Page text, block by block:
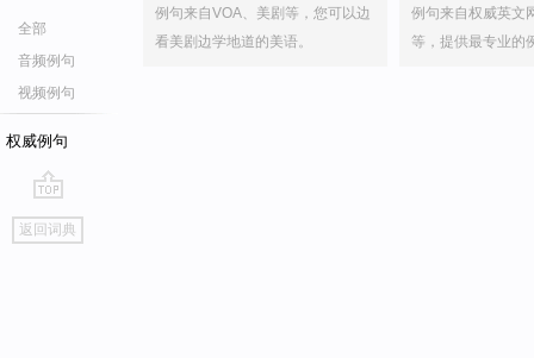
全部
音频例句
视频例句
权威例句
go
top
返回词典
例句来自VOA、美剧等，您可以边
看美剧边学地道的美语。
例句来自权威英文
等，提供最专业的